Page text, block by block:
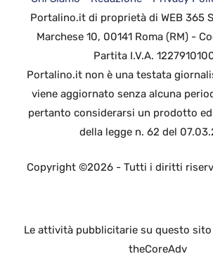
Portalino.it di proprietà di WEB 365
Marchese 10, 00141 Roma (RM) -
Partita I.V.A.
Portalino.it non è una testata
viene aggiornato senza alcuna
pertanto considerarsi un prodotto
della legge n. 62 del
Copyright ©2026 - Tutti i diritti
Le attività pubblicitarie su questo
theCoreAdv